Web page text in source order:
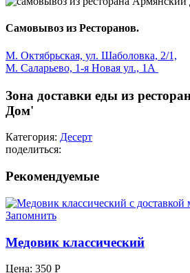
Самовывоз из Ресторанов.
М. Октябрьская, ул. Шаболовка, 2/1,
М. Саларьево, 1-я Новая ул., 1А
Зона доставки еды из
Дом'
Категория: Десерт
поделиться:
Рекомендуемые
Запомнить
Медовик классический
Цена: 350 Р